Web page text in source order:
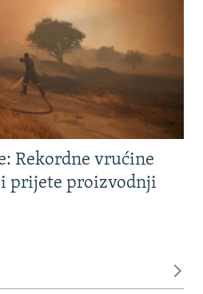
Rekordne vrućine
prijete proizvodnji